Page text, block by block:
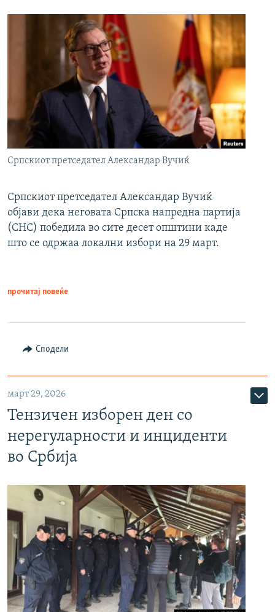
Српскиот претседател Александар Вучиќ
Српскиот претседател Александар Вучиќ
објави дека неговата Српска напредна партија
(СНС) победила во сите десет општини каде
што се одржаа локални избори на 29 март.
прочитај повеќе
Сподели
март 29, 2026
Тензичен изборен ден со
нерегуларности и инциденти
во Србија